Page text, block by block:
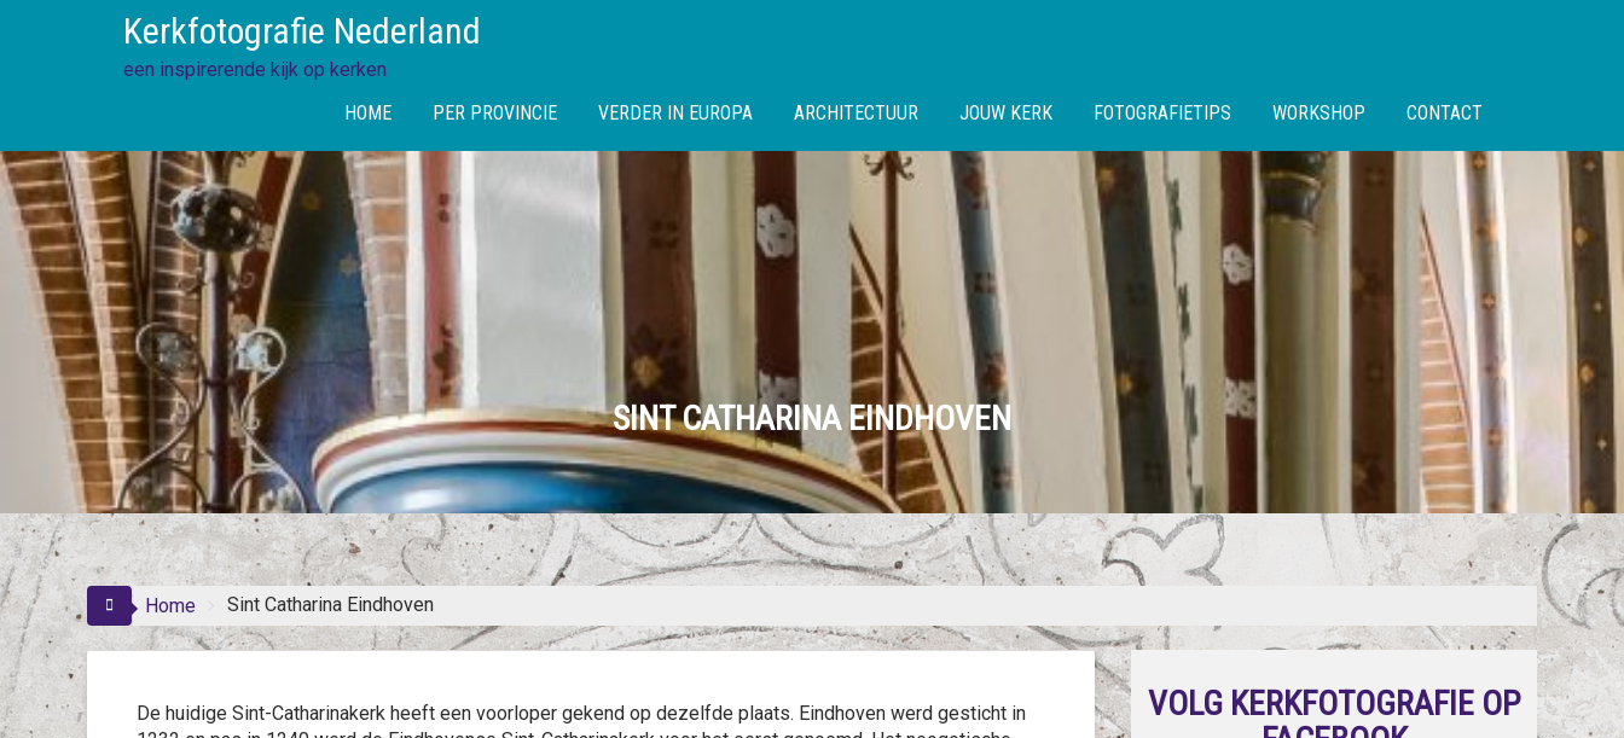
Kerkfotografie Nederland
een inspirerende kijk op kerken
HOME
PER PROVINCIE VERDER IN EUROPA ARCHITECTUUR JOUW KERK FOTOGRAFIETIPS WORKSHOP CONTACT
SINT CATHARINA EINDHOVEN
Home Sint Catharina Eindhoven
De huidige Sint-Catharinakerk heeft een voorloper gekend op dezelfde plaats. Eindhoven werd gesticht in
VOLG KERKFOTOGRAFIE OP